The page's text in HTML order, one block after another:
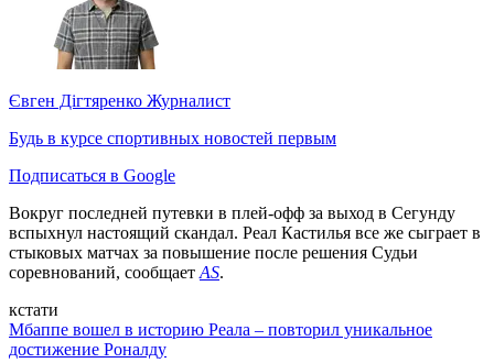
Євген Дігтяренко Журналист
Будь в курсе спортивных новостей первым
Подписаться в Google
Вокруг последней путевки в плей-офф за выход в Сегунду
вспыхнул настоящий скандал. Реал Кастилья все же сыграет в
стыковых матчах за повышение после решения Судьи
соревнований, сообщает AS.
кстати
Мбаппе вошел в историю Реала – повторил уникальное
достижение Роналду